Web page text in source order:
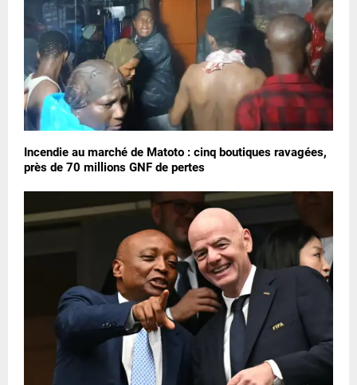
Incendie au marché de Matoto : cinq boutiques ravagées,
près de 70 millions GNF de pertes